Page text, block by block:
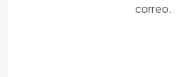
correo.